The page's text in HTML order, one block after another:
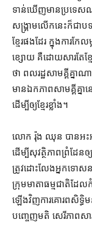
ទាន់​ឃើញ​មាន​ប្រទេស​
សង្គ្រាម​លើក​នេះ​ក៏​ជា​
ខ្មែរ​ផង​ដែរ ក្នុង​កា
ខ្សោយ គឺ​ដោយសារតែ​ខ្ម
ថា ពលរដ្ឋ​សាមគ្គី​គ្ន
មាន​ឯកភាព​សាមគ្គី​គ្នា​
ដើម្បី​ឲ្យ​ខ្មែរ​ខ្លាំង។
លោក រ៉ុង ឈុន បាន​អះ
ដើម្បី​សុវត្ថិភាព​ព្រំដែ
ត្រូវ​ដោះលែង​អ្នក​ទោ
ក្រុម​មាតា​ធម្មជាតិ​ដែ
ឡើងវិញ​ការគោរព​សិទ្ធិ
បញ្ចេញមតិ សេរីភាព​ស